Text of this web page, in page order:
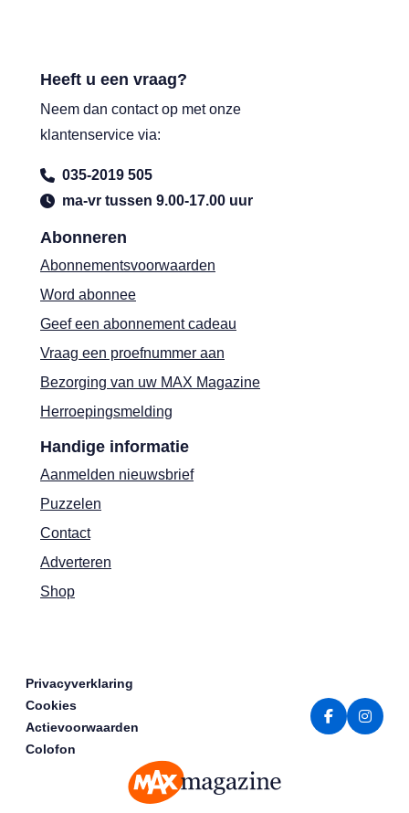
Abonneren
Abonnementsvoorwaarden
Word abonnee
Geef een abonnement cadeau
Vraag een proefnummer aan
Bezorging van uw MAX Magazine
Herroepingsmelding
Handige informatie
Aanmelden nieuwsbrief
Puzzelen
Contact
Adverteren
Shop
Heeft u een vraag?
Neem dan contact op met onze
klantenservice via:
035-2019 505
ma-vr tussen 9.00-17.00 uur
Privacyverklaring
Cookies
Actievoorwaarden
Colofon